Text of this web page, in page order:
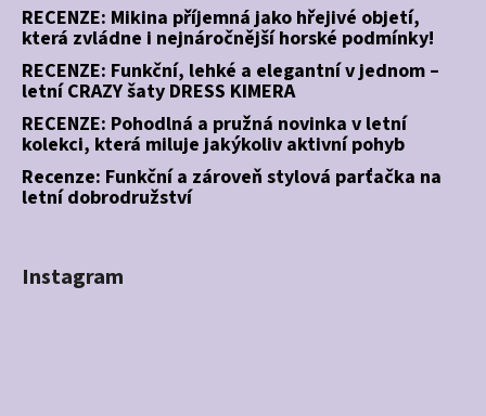
RECENZE: Mikina příjemná jako hřejivé objetí,
která zvládne i nejnáročnější horské podmínky!
RECENZE: Funkční, lehké a elegantní v jednom –
letní CRAZY šaty DRESS KIMERA
RECENZE: Pohodlná a pružná novinka v letní
kolekci, která miluje jakýkoliv aktivní pohyb
Recenze: Funkční a zároveň stylová parťačka na
letní dobrodružství
Instagram